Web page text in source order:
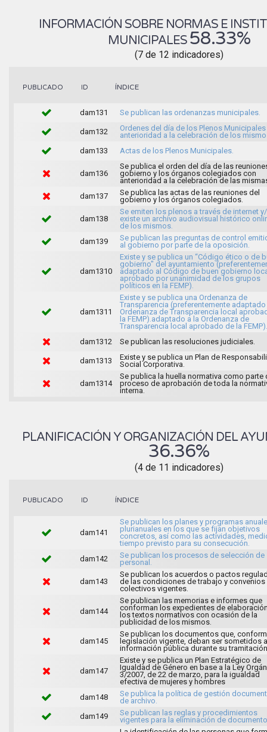
INFORMACIÓN SOBRE NORMAS E
MUNICIPALES 58.33%
(7 de 12 indicadores)
PUBLICADO ID ÍNDICE
dam131 Se publican las ordenanzas municipales.
dam132
Ordenes del día de los Plenos
anterioridad a la celebración de los
dam133
Actas de los Plenos Municipales.
dam136
Se publica el orden del día de las
gobierno y los órganos colegiados con
anterioridad a la celebración de las
dam137
Se publica las actas de las reuniones del
gobierno y los órganos colegiados.
dam138
Se emiten los plenos a través de internet
existe un archivo audiovisual histórico
de los mismos.
dam139
Se publican las preguntas de control
al gobierno por parte de la oposición.
dam1310
Existe y se publica un “Código ético o de
gobierno" del ayuntamiento
adaptado al Código de buen gobierno
aprobado por unanimidad de los grupos
políticos en la FEMP).
dam1311
Existe y se publica una Ordenanza de
Transparencia (preferentemente adaptado
Ordenanza de Transparencia local
la FEMP).adaptado a la Ordenanza de
Transparencia local aprobado de la FEMP).
dam1312
Se publican las resoluciones judiciales.
dam1313
Existe y se publica un Plan de
Social Corporativa.
dam1314
Se publica la huella normativa como parte
proceso de aprobación de toda la
interna.
PLANIFICACIÓN Y ORGANIZACIÓN DEL
36.36%
(4 de 11 indicadores)
PUBLICADO ID ÍNDICE
dam141
Se publican los planes y programas
plurianuales en los que se fijan objetivos
concretos, así como las actividades,
tiempo previsto para su consecución.
dam142
Se publican los procesos de selección de
personal.
dam143
Se publican los acuerdos o pactos
de las condiciones de trabajo y convenios
colectivos vigentes.
dam144
Se publican las memorias e informes que
conforman los expedientes de
los textos normativos con ocasión de la
publicidad de los mismos.
dam145
Se publican los documentos que,
legislación vigente, deban ser sometidos a
información pública durante su
dam147
Existe y se publica un Plan Estratégico de
Igualdad de Género en base a la Ley
3/2007, de 22 de marzo, para la igualdad
efectiva de mujeres y hombres
dam148
Se publica la política de gestión
de archivo.
dam149
Se publican las reglas y procedimientos
vigentes para la eliminación de